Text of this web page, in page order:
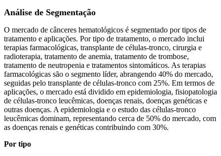
Análise de Segmentação
O mercado de cânceres hematológicos é segmentado por tipos de
tratamento e aplicações. Por tipo de tratamento, o mercado inclui
terapias farmacológicas, transplante de células-tronco, cirurgia e
radioterapia, tratamento de anemia, tratamento de trombose,
tratamento de neutropenia e tratamentos sintomáticos. As terapias
farmacológicas são o segmento líder, abrangendo 40% do mercado,
seguidas pelo transplante de células-tronco com 25%. Em termos de
aplicações, o mercado está dividido em epidemiologia, fisiopatologia
de células-tronco leucêmicas, doenças renais, doenças genéticas e
outras doenças. A epidemiologia e o estudo das células-tronco
leucêmicas dominam, representando cerca de 50% do mercado, com
as doenças renais e genéticas contribuindo com 30%.
Por tipo